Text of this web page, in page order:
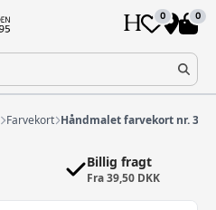
0 0
Farvekort Håndmalet farvekort nr. 330
Billig fragt
Fra 39,50 DKK